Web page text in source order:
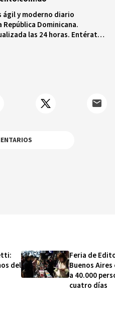
ágil y moderno diario
Dominicana.
las 24 horas. Entérate
más importantes a
videos y fotos
del
Feria de
Buenos
a 40.000
cuatro días